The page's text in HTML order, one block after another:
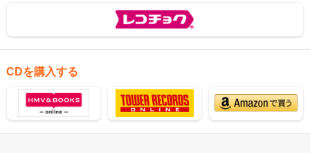
CDを購入する